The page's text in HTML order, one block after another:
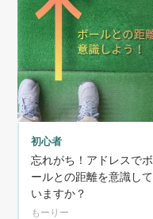
初心者
忘れがち！アドレスでボ
ールとの距離を意識して
いますか？
もーりー